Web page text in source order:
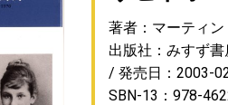
著者：マーティ
出版社：みすず書
発売日：2003-
SBN-13：978-